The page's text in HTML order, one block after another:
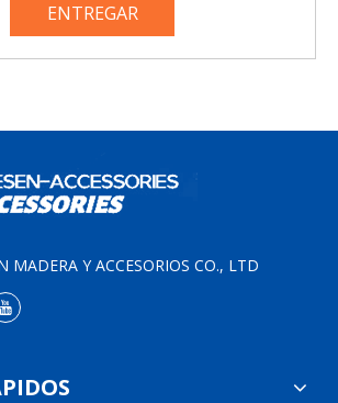
ENTREGAR
MADERA Y ACCESORIOS CO., LTD